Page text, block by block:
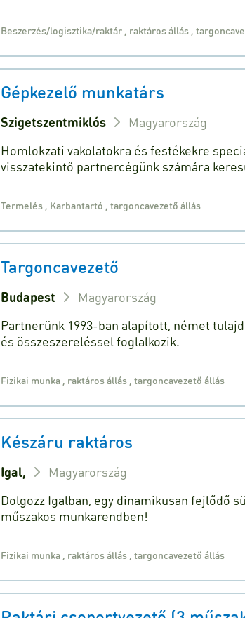
Beszerzés/logisztika/raktár raktáros állás ,
Gépkezelő munkatárs
Szigetszentmiklós
Magyarország
Homlokzati vakolatokra és festékekre
visszatekintő partnercégünk számára
Termelés Karbantartó ,targoncavezető állás
Targoncavezető
Budapest
Magyarország
Partnerünk 1993-ban alapított, német
és összeszereléssel foglalkozik.
Fizikai munka raktáros állás ,targoncavezető állás
Készáru raktáros
Igal,
Magyarország
Dolgozz Igalban, egy dinamikusan fejlődő
műszakos munkarendben!
Fizikai munka raktáros állás ,targoncavezető állás